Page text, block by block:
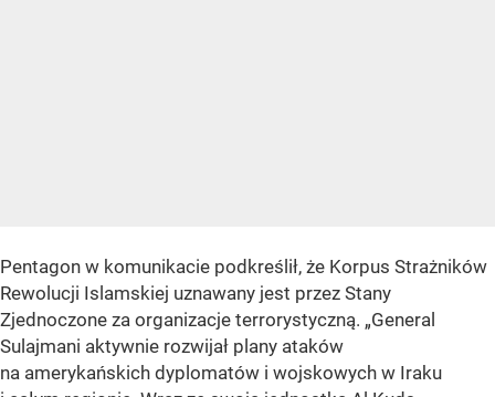
Pentagon w komunikacie podkreślił, że Korpus Strażników
Rewolucji Islamskiej uznawany jest przez Stany
Zjednoczone za organizacje terrorystyczną. „General
Sulajmani aktywnie rozwijał plany ataków
na amerykańskich dyplomatów i wojskowych w Iraku